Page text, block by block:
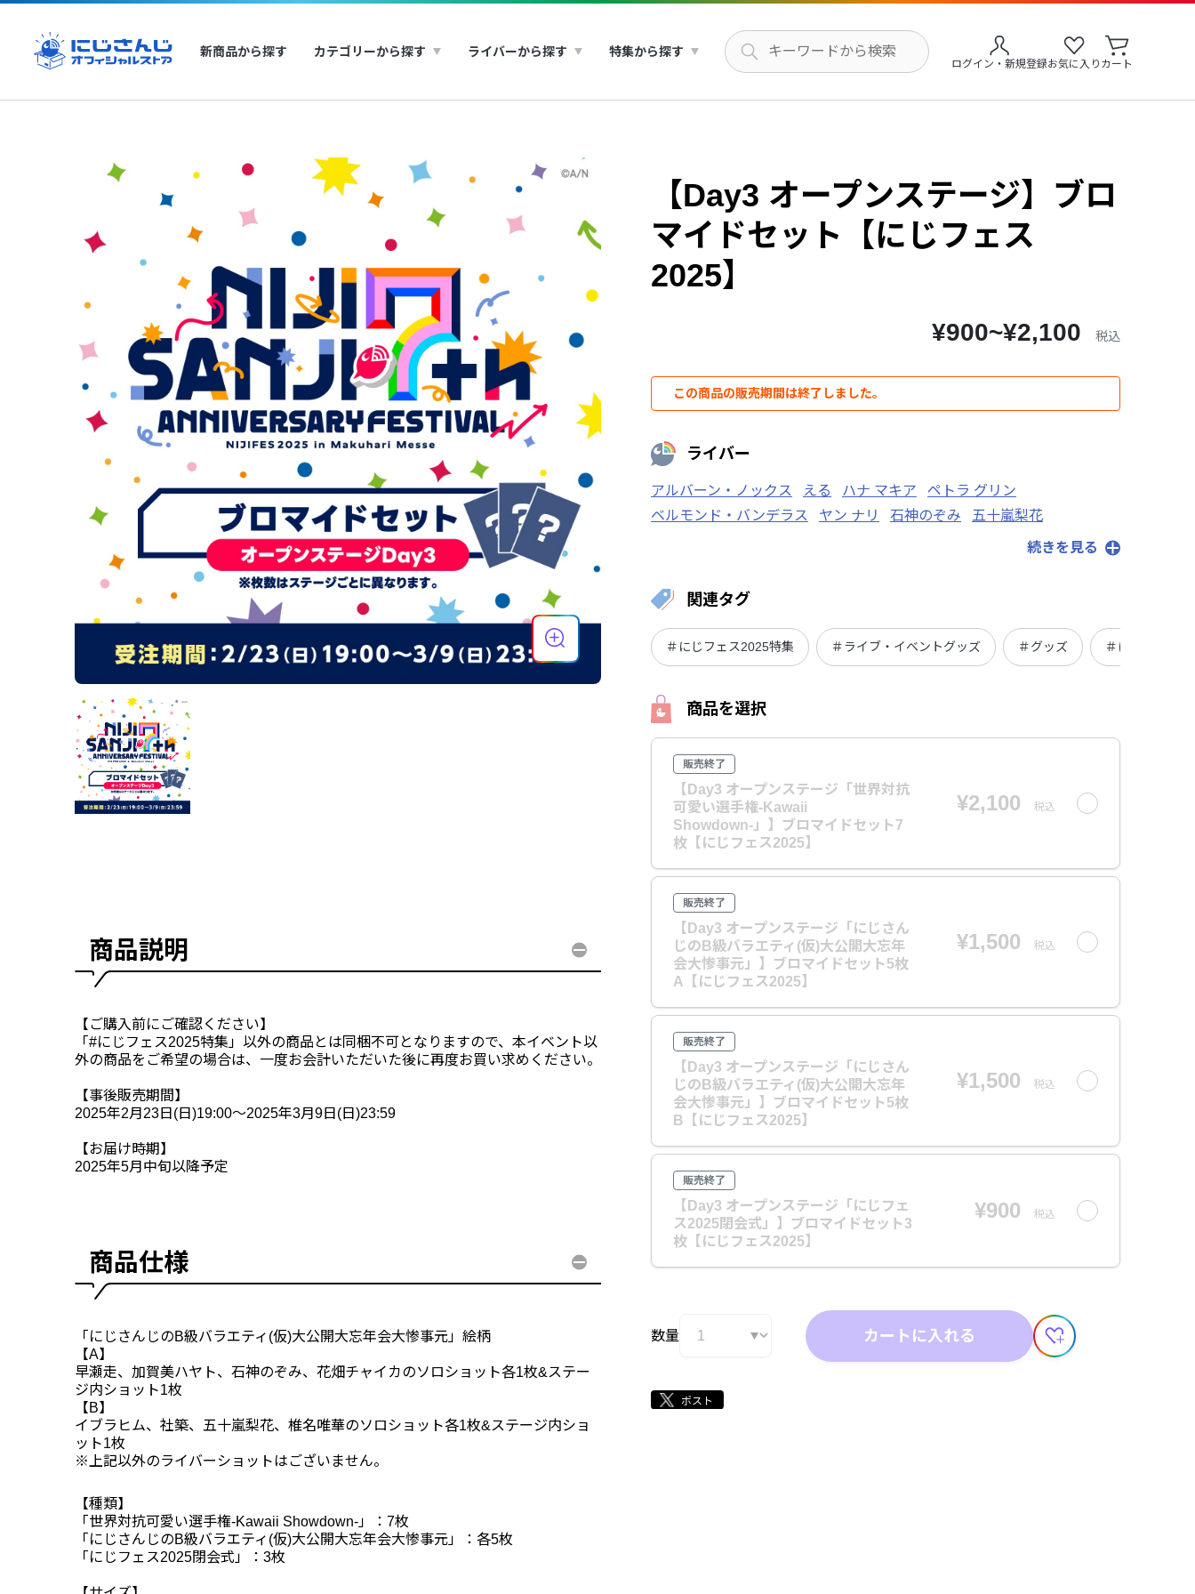
新商品から探す カテゴリーから探す ライバーから探す 特集から探す
ログイン・新規登録お気に入り カート
【Day3 オープンステージ】ブロ
マイドセット【にじフェス
2025】
¥900~¥2,100 税込
この商品の販売期間は終了しました。
ライバー
アルバーン・ノックス える ハナ マキア
ペトラ グリン
ベルモンド・バンデラス
ヤン ナリ 石神のぞみ
五十嵐梨花
早瀬走
社築
続きを見る
関連タグ
＃にじフェス2025特集 ＃ライブ・イベントグッズ ＃グッズ ＃にじフェス
商品を選択
販売終了
【Day3 オープンステージ「世界対抗
可愛い選手権-Kawaii
Showdown-」】ブロマイドセット7
枚【にじフェス2025】
¥2,100 税込
販売終了
【Day3 オープンステージ「にじさん
じのB級バラエティ(仮)大公開大忘年
会大惨事元」】ブロマイドセット5枚
A【にじフェス2025】
¥1,500 税込
販売終了
【Day3 オープンステージ「にじさん
じのB級バラエティ(仮)大公開大忘年
会大惨事元」】ブロマイドセット5枚
B【にじフェス2025】
¥1,500 税込
販売終了
【Day3 オープンステージ「にじフェ
ス2025閉会式」】ブロマイドセット3
枚【にじフェス2025】
¥900 税込
数量 カートに入れる
商品説明
【ご購入前にご確認ください】
「#にじフェス2025特集」以外の商品とは同梱不可となりますので、本イベント以
外の商品をご希望の場合は、一度お会計いただいた後に再度お買い求めください。
【事後販売期間】
2025年2月23日(日)19:00～2025年3月9日(日)23:59
【お届け時期】
2025年5月中旬以降予定
商品仕様
「にじさんじのB級バラエティ(仮)大公開大忘年会大惨事元」絵柄
【A】
早瀬走、加賀美ハヤト、石神のぞみ、花畑チャイカのソロショット各1枚&ステー
ジ内ショット1枚
【B】
イブラヒム、社築、五十嵐梨花、椎名唯華のソロショット各1枚&ステージ内ショ
ット1枚
※上記以外のライバーショットはございません。
【種類】
「世界対抗可愛い選手権-Kawaii Showdown-」：7枚
「にじさんじのB級バラエティ(仮)大公開大忘年会大惨事元」：各5枚
「にじフェス2025閉会式」：3枚